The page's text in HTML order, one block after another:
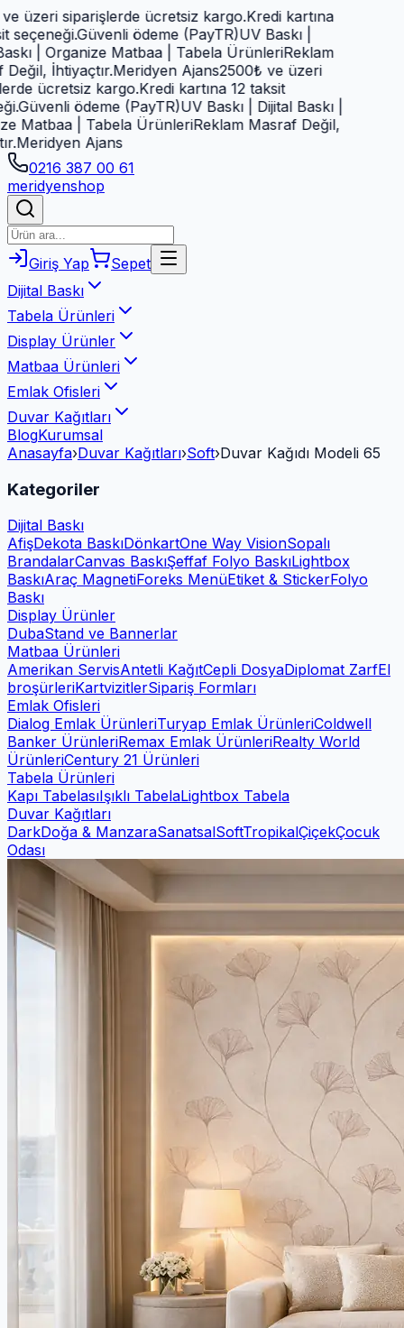
üzeri siparişlerde ücretsiz kargo.Kredi kartına
seçeneği.Güvenli ödeme (PayTR)UV Baskı |
| Organize Matbaa | Tabela ÜrünleriReklam
İhtiyaçtır.Meridyen Ajans2500₺ ve üzeri
ücretsiz kargo.Kredi kartına 12 taksit
Güvenli ödeme (PayTR)UV Baskı | Dijital Baskı |
Matbaa | Tabela ÜrünleriReklam Masraf Değil,
Meridyen Ajans
0216 387 00 61
meridyenshop
Giriş Yap
Sepet
Dijital Baskı
Tabela Ürünleri
Display Ürünler
Matbaa Ürünleri
Emlak Ofisleri
Duvar Kağıtları
BlogKurumsal
Anasayfa›Duvar Kağıtları›Soft›Duvar Kağıdı Modeli 65
Kategoriler
Dijital Baskı
AfişDekota BaskıDönkartOne Way VisionSopalı
BrandalarCanvas BaskıŞeffaf Folyo BaskıLightbox
BaskıAraç MagnetiForeks MenüEtiket & StickerFolyo
Baskı
Display Ürünler
DubaStand ve Bannerlar
Matbaa Ürünleri
Amerikan ServisAntetli KağıtCepli DosyaDiplomat ZarfEl
broşürleriKartvizitlerSipariş Formları
Emlak Ofisleri
Dialog Emlak ÜrünleriTuryap Emlak ÜrünleriColdwell
Banker ÜrünleriRemax Emlak ÜrünleriRealty World
ÜrünleriCentury 21 Ürünleri
Tabela Ürünleri
Kapı TabelasıIşıklı TabelaLightbox Tabela
Duvar Kağıtları
DarkDoğa & ManzaraSanatsalSoftTropikalÇiçekÇocuk
Odası